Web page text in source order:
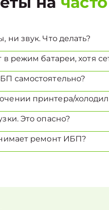
звук. Что делать?
режим батареи, хотя
самостоятельно?
принтера/
Это опасно?
ремонт ИБП?